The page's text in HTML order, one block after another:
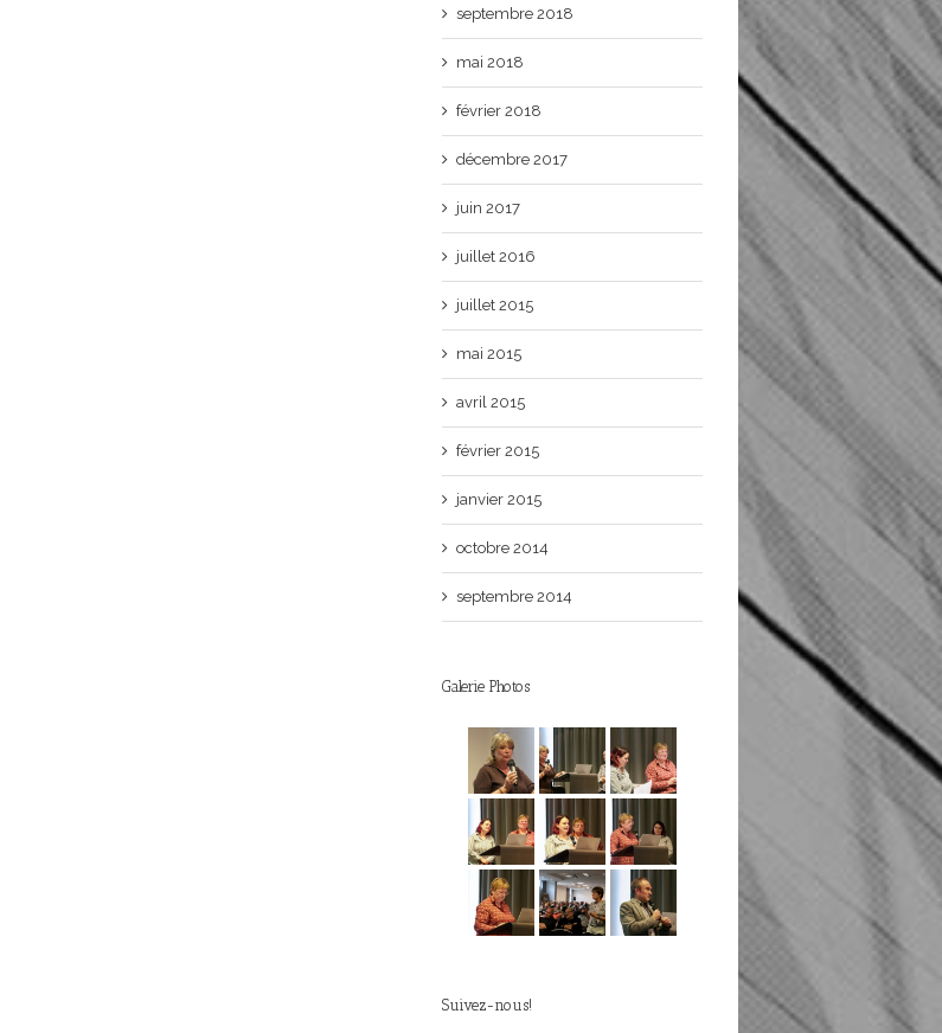
septembre 2018
mai 2018
février 2018
décembre 2017
juin 2017
juillet 2016
juillet 2015
mai 2015
avril 2015
février 2015
janvier 2015
octobre 2014
septembre 2014
Galerie Photos
Suivez-nous!